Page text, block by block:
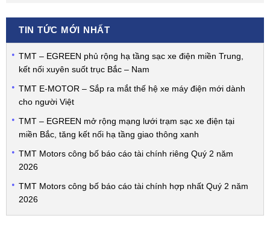
TIN TỨC MỚI NHẤT
TMT – EGREEN phủ rộng hạ tầng sạc xe điện miền Trung,
kết nối xuyên suốt trục Bắc – Nam
TMT E-MOTOR – Sắp ra mắt thế hệ xe máy điện mới dành
cho người Việt
TMT – EGREEN mở rộng mạng lưới trạm sạc xe điện tại
miền Bắc, tăng kết nối hạ tầng giao thông xanh
TMT Motors công bố báo cáo tài chính riêng Quý 2 năm
2026
TMT Motors công bố báo cáo tài chính hợp nhất Quý 2 năm
2026